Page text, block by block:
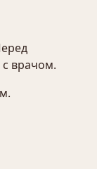
врачом.